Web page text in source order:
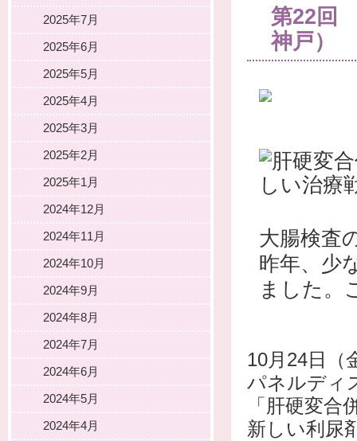
第22回
神戸）
大腸検査
昨年、少
ました。
10月24日（
パネルデ
「肝硬変合
新しい利尿
2025年7月
2025年6月
2025年5月
2025年4月
2025年3月
2025年2月
2025年1月
2024年12月
2024年11月
2024年10月
2024年9月
2024年8月
2024年7月
2024年6月
2024年5月
2024年4月